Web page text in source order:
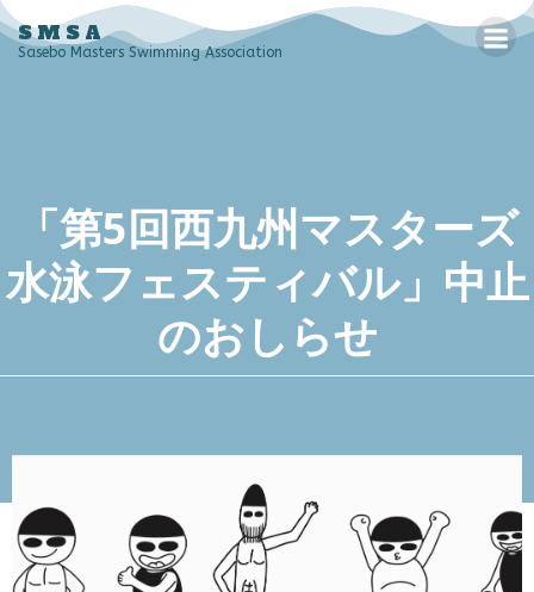
コ
キ
ッ
SMSA
Sasebo Masters Swimming Association
「第5回西九州マスターズ
水泳フェスティバル」中止
のおしらせ